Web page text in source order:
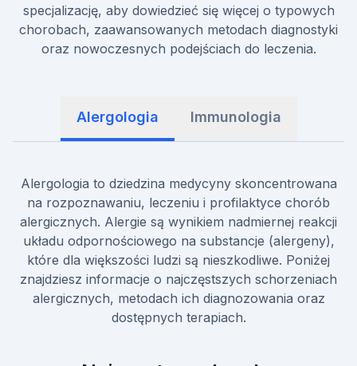
specjalizację, aby dowiedzieć się więcej o typowych
chorobach, zaawansowanych metodach diagnostyki
oraz nowoczesnych podejściach do leczenia.
Alergologia Immunologia
Alergologia to dziedzina medycyny skoncentrowana
na rozpoznawaniu, leczeniu i profilaktyce chorób
alergicznych. Alergie są wynikiem nadmiernej reakcji
układu odpornościowego na substancje (alergeny),
które dla większości ludzi są nieszkodliwe. Poniżej
znajdziesz informacje o najczęstszych schorzeniach
alergicznych, metodach ich diagnozowania oraz
dostępnych terapiach.